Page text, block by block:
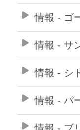
情報 - ゴ
情報 - サ
情報 - シ
情報 - パ